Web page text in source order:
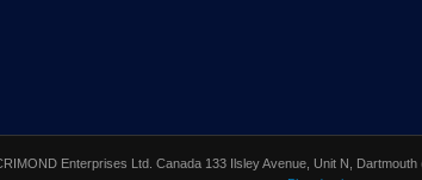
Enterprises Ltd. Canada 133 Ilsley Avenue, Unit N,